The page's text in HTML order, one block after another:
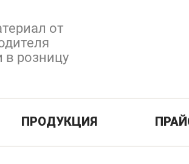
от
в розницу
ПРОДУКЦИЯ